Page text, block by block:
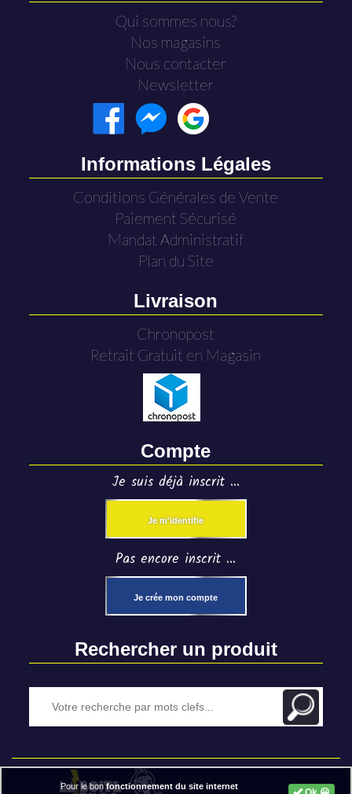
Qui sommes nous?
Nos magasins
Nous contacter
Newsletter
Informations Légales
Conditions Générales de Vente
Paiement Sécurisé
Mandat Administratif
Plan du Site
Livraison
Chronopost
Retrait Gratuit en Magasin
Compte
Je suis déjà inscrit ...
Je m'identifie
Pas encore inscrit ...
Je crée mon compte
Rechercher un produit
Pour le bonfonctionnement du site internet